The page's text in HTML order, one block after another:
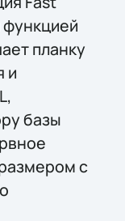
планку
и
базы
с